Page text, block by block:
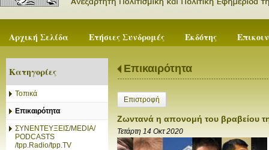
Αρχική Σελίδα Ετήσιες Συνδρομές Εκδότης
Κατηγορίες
Τοπικά
Επικαιρότητα
ΣΥΝΕΝΤΕΥΞΕΙΣ/MEDIA/
PODCASTS
/tpp.Radio/tpp.TV
Επικαιρότητα
Επιστροφή
Ζωντανά η απονομή του βραβείου
Τετάρτη 14 Οκτ 2020